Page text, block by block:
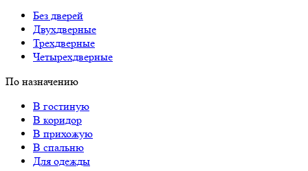
Без дверей
Двухдверные
Трехдверные
Четырехдверные
По назначению
В гостиную
В коридор
В прихожую
В спальню
Для одежды